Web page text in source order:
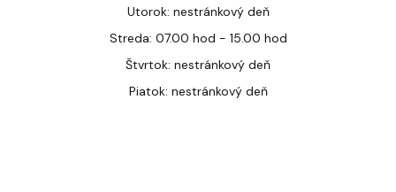
Utorok: nestránkový deň
Streda: 07.00 hod - 15.00 hod
Štvrtok: nestránkový deň
Piatok: nestránkový deň